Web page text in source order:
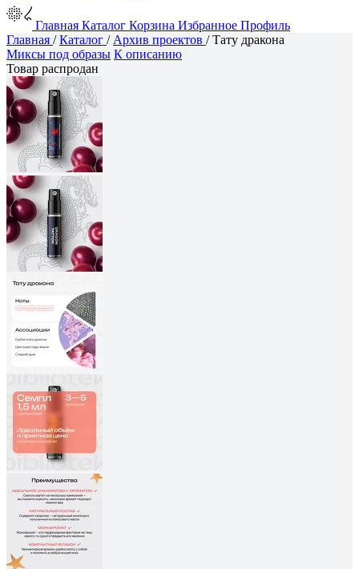
Главная Каталог Корзина Избранное Профиль
Главная /Каталог / Архив проектов /Тату дракона
Миксы под образы К описанию
Товар распродан